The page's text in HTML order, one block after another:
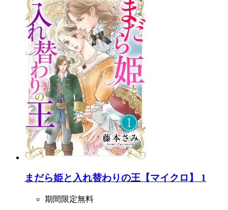
まだら姫と入れ替わりの王【マイクロ】 1
期間限定無料